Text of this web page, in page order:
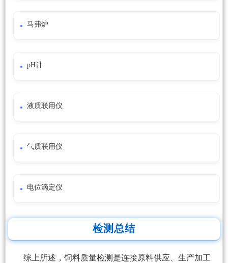
马弗炉
pH计
液质联用仪
气质联用仪
电位滴定仪
检测总结
综上所述，饲料质量检测是连接原料供应、生产加工